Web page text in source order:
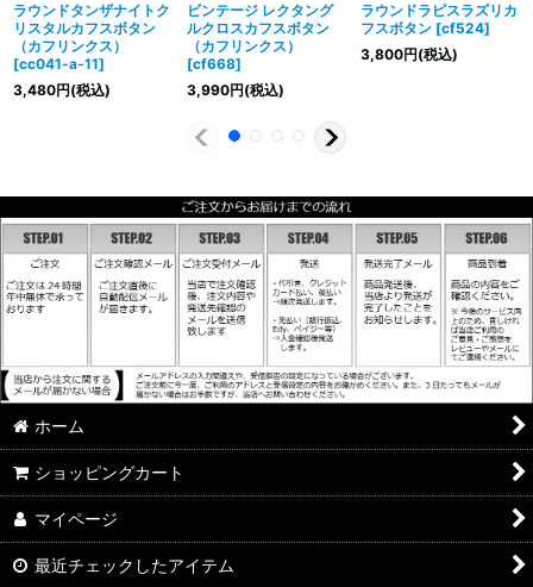
ラウンドタンザナイトク
リスタルカフスボタン
（カフリンクス）
[cc041-a-11]
3,480円(税込)
ビンテージ レクタング
ルクロスカフスボタン
（カフリンクス）
[cf668]
3,990円(税込)
ラウンドラピスラズリカ
フスボタン [cf524]
3,800円(税込)
ホーム
ショッピングカート
マイページ
最近チェックしたアイテム